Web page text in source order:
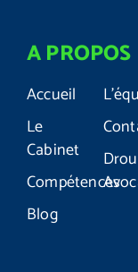
A PROPOS
Accueil
Le
Cabinet
Compétences
Blog